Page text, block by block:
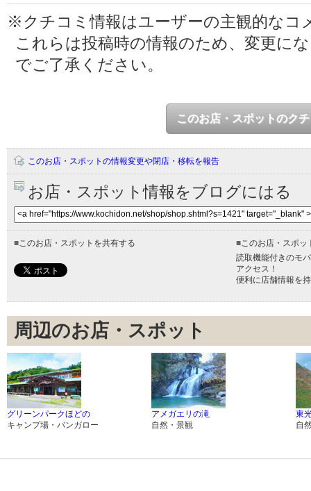
※クチコミ情報はユーザーの主観的なコ
これらは投稿時の情報のため、変更に
でご了承ください。
このお店・スポットのク
このお店・スポットの情報変更や閉店・移転を報告
お店・スポット情報をブログにはる
■ このお店・スポットを共有する ■ このお店・スポ
読取機能付きのモ
アクセス！
便利に店舗情報を
周辺のお店・スポット
グリーンパークほどの
キャンプ場・バンガロー
アメガエリの滝
自然・景観
東
自